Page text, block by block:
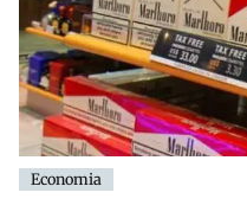
Economia